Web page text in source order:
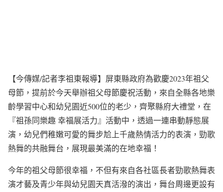
【今傳媒/記者李祖東報導】屏東縣政府為歡慶2023年祖父
母節，提前於今天舉辦祖父母節慶祝活動，來自全縣各地樂
齡學習中心和幼兒園近500位的老少，齊聚縣府大禮堂，在
『祖孫同樂趣 幸福展活力』活動中，透過一連串動靜態展
演，幼兒們稚嫩可愛的舞步尬上千歲熱情活力的表演，勁歌
熱舞的共融舞台，展現最美滿的在地幸福！
今年的祖父母節很幸福，不但有來自各社區長者勁歌熱舞表
演才藝及青少年與幼兒園天真活潑的演出，舞台周邊更設有